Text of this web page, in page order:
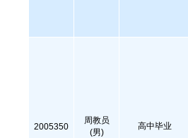
2005350
周教员
(男)
高中毕业